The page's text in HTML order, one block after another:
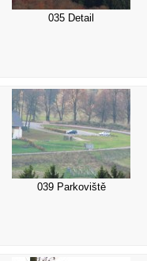
035 Detail
039 Parkoviště